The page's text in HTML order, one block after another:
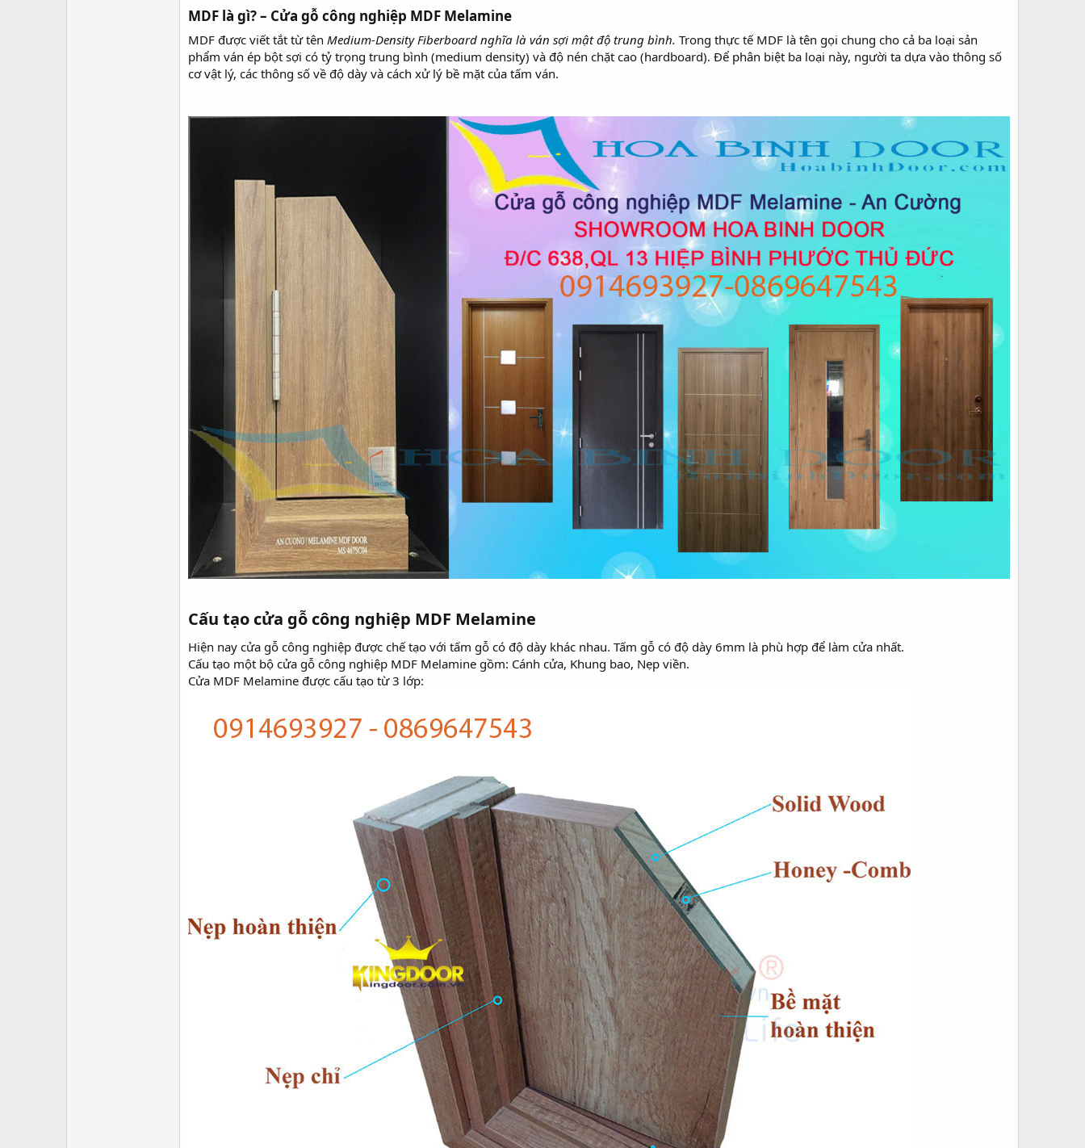
MDF là gì? – Cửa gỗ công nghiệp MDF Melamine​
MDF được viết tắt từ tên Medium-Density Fiberboard nghĩa là ván sợi mật độ trung bình. Trong thực tế MDF là tên gọi chung cho cả ba loại sản
phẩm ván ép bột sợi có tỷ trọng trung bình (medium density) và độ nén chặt cao (hardboard). Để phân biệt ba loại này, người ta dựa vào thông số
cơ vật lý, các thông số về độ dày và cách xử lý bề mặt của tấm ván.
Cấu tạo cửa gỗ công nghiệp MDF Melamine​
Hiện nay cửa gỗ công nghiệp được chế tạo với tấm gỗ có độ dày khác nhau. Tấm gỗ có độ dày 6mm là phù hợp để làm cửa nhất.
Cấu tạo một bộ cửa gỗ công nghiệp MDF Melamine gồm: Cánh cửa, Khung bao, Nẹp viền.
Cửa MDF Melamine được cấu tạo từ 3 lớp: